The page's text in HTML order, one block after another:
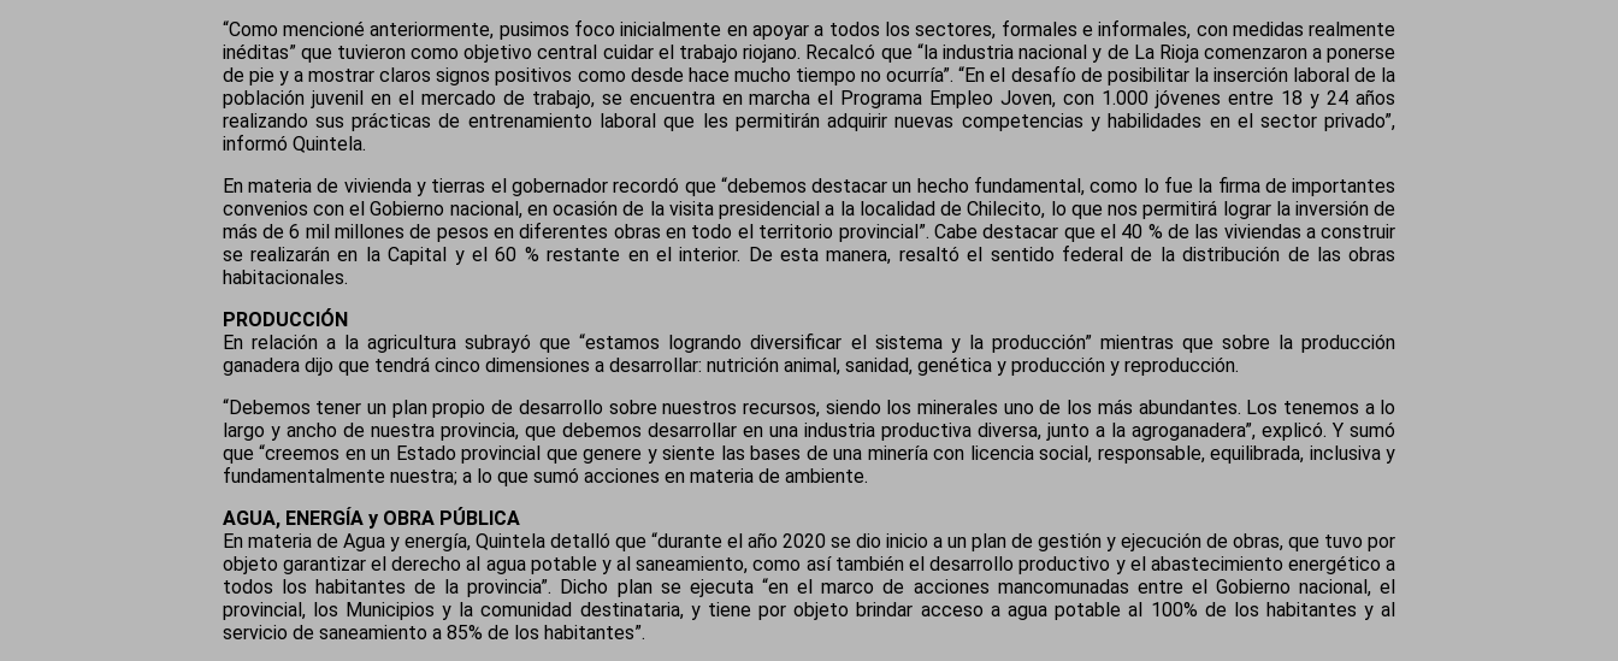
“Como mencioné anteriormente, pusimos foco inicialmente en apoyar a todos los sectores, formales e informales, con medidas realmente
inéditas” que tuvieron como objetivo central cuidar el trabajo riojano. Recalcó que “la industria nacional y de La Rioja comenzaron a ponerse
de pie y a mostrar claros signos positivos como desde hace mucho tiempo no ocurría”. “En el desafío de posibilitar la inserción laboral de la
población juvenil en el mercado de trabajo, se encuentra en marcha el Programa Empleo Joven, con 1.000 jóvenes entre 18 y 24 años
realizando sus prácticas de entrenamiento laboral que les permitirán adquirir nuevas competencias y habilidades en el sector privado”,
informó Quintela.
En materia de vivienda y tierras el gobernador recordó que “debemos destacar un hecho fundamental, como lo fue la firma de importantes
convenios con el Gobierno nacional, en ocasión de la visita presidencial a la localidad de Chilecito, lo que nos permitirá lograr la inversión de
más de 6 mil millones de pesos en diferentes obras en todo el territorio provincial”. Cabe destacar que el 40 % de las viviendas a construir
se realizarán en la Capital y el 60 % restante en el interior. De esta manera, resaltó el sentido federal de la distribución de las obras
habitacionales.
PRODUCCIÓN
En relación a la agricultura subrayó que “estamos logrando diversificar el sistema y la producción” mientras que sobre la producción
ganadera dijo que tendrá cinco dimensiones a desarrollar: nutrición animal, sanidad, genética y producción y reproducción.
“Debemos tener un plan propio de desarrollo sobre nuestros recursos, siendo los minerales uno de los más abundantes. Los tenemos a lo
largo y ancho de nuestra provincia, que debemos desarrollar en una industria productiva diversa, junto a la agroganadera”, explicó. Y sumó
que “creemos en un Estado provincial que genere y siente las bases de una minería con licencia social, responsable, equilibrada, inclusiva y
fundamentalmente nuestra; a lo que sumó acciones en materia de ambiente.
AGUA, ENERGÍA y OBRA PÚBLICA
En materia de Agua y energía, Quintela detalló que “durante el año 2020 se dio inicio a un plan de gestión y ejecución de obras, que tuvo por
objeto garantizar el derecho al agua potable y al saneamiento, como así también el desarrollo productivo y el abastecimiento energético a
todos los habitantes de la provincia”. Dicho plan se ejecuta “en el marco de acciones mancomunadas entre el Gobierno nacional, el
provincial, los Municipios y la comunidad destinataria, y tiene por objeto brindar acceso a agua potable al 100% de los habitantes y al
servicio de saneamiento a 85% de los habitantes”.